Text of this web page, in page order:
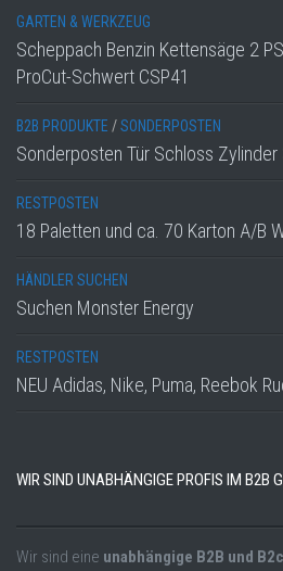
GARTEN & WERKZEUG
Scheppach Benzin Kettensäge 2
ProCut-Schwert CSP41
B2B PRODUKTE /SONDERPOSTEN
Sonderposten Tür Schloss
RESTPOSTEN
18 Paletten und ca. 70 Karton A/B
HÄNDLER SUCHEN
Suchen Monster Energy
RESTPOSTEN
NEU Adidas, Nike, Puma, Reebok
WIR SIND UNABHÄNGIGE PROFIS IM B2B
Wir sind eine unabhängige B2B und